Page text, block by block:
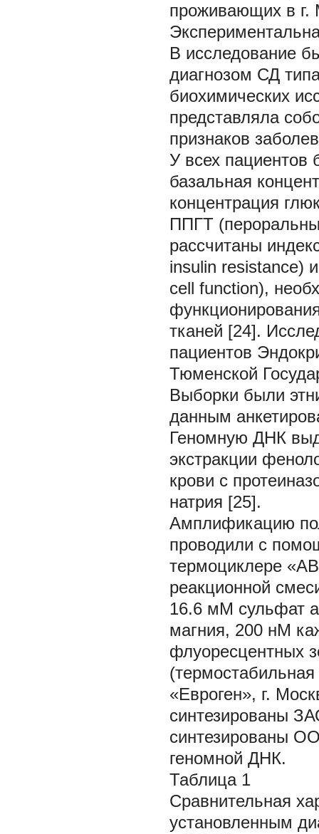
проживающих в г.
В исследование
диагнозом СД
биохимических
представляла
признаков
У всех
базальная
концентрация
ППГТ
рассчитаны
insulin resistance)
cell function),
тканей [24].
пациентов
Тюменской
Выборки были
данным
Геномную ДНК
экстракции
крови с
натрия [25].
Амплификацию
проводили с
термоциклере
реакционной
16.6 мМ сульфат
магния, 200 нМ
флуоресцентных
«Евроген», г.
синтезированы
синтезированы
геномной ДНК.
Таблица 1
Сравнительная
установленным